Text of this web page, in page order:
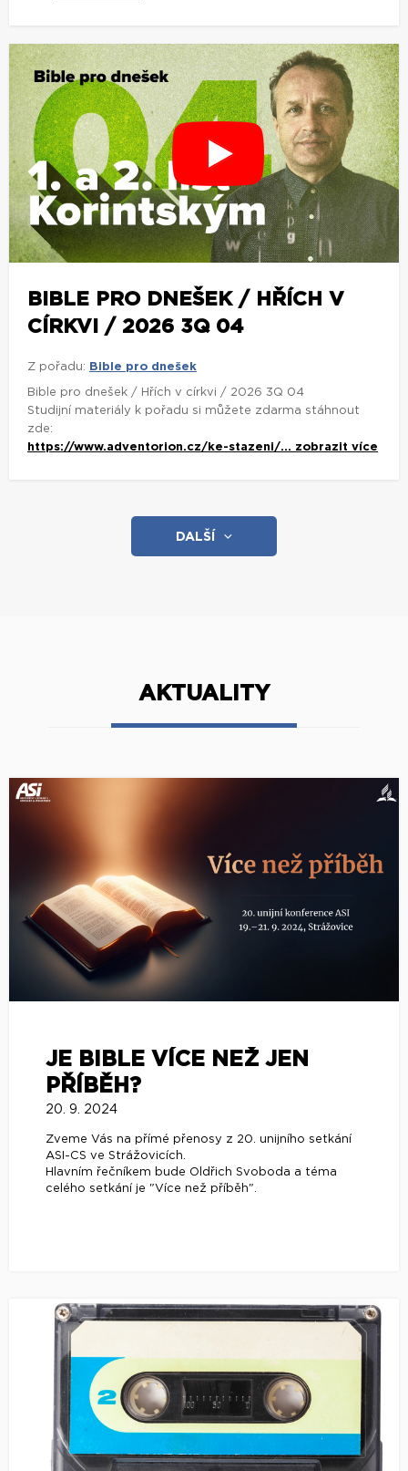
BIBLE PRO DNEŠEK / HŘÍCH V
CÍRKVI / 2026 3Q 04
Z pořadu: Bible pro dnešek
Bible pro dnešek / Hřích v církvi / 2026 3Q 04
Studijní materiály k pořadu si můžete zdarma stáhnout
zde:
https://www.adventorion.cz/ke-stazeni/... zobrazit více
DALŠÍ
AKTUALITY
JE BIBLE VÍCE NEŽ JEN
PŘÍBĚH?
20. 9. 2024
Zveme Vás na přímé přenosy z 20. unijního setkání
ASI-CS ve Strážovicích.
Hlavním řečníkem bude Oldřich Svoboda a téma
celého setkání je "Více než příběh".